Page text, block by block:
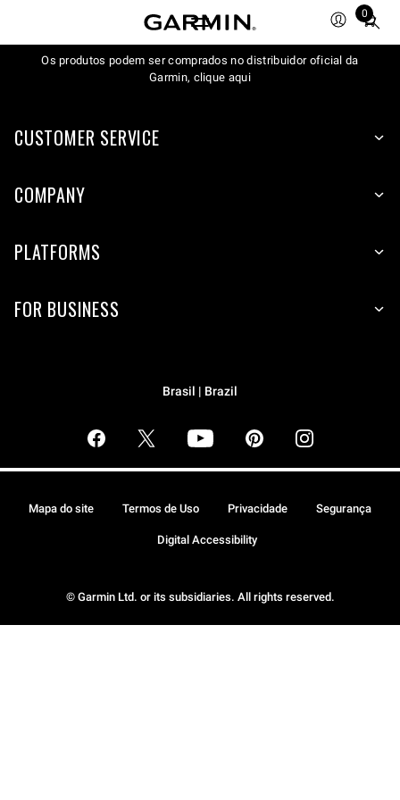
0
Total
items
in
Os produtos podem ser comprados no distribuidor oficial da
Garmin, clique aqui
CUSTOMER SERVICE
COMPANY
PLATFORMS
FOR BUSINESS
Brasil | Brazil
© Garmin Ltd. or its subsidiaries. All rights reserved.
Mapa do site Termos de Uso Privacidade Segurança
Digital Accessibility